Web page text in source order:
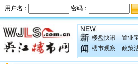
楼盘快讯
置业
楼市观察
政策